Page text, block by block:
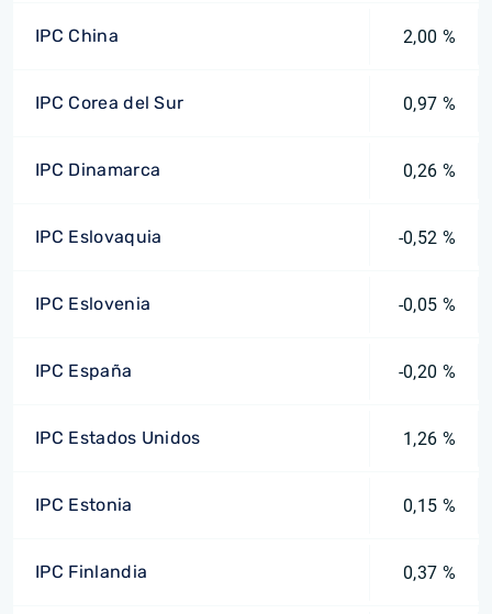
IPC China 2,00 %
IPC Corea del Sur 0,97 %
IPC Dinamarca 0,26 %
IPC Eslovaquia -0,52 %
IPC Eslovenia -0,05 %
IPC España -0,20 %
IPC Estados Unidos 1,26 %
IPC Estonia 0,15 %
IPC Finlandia 0,37 %